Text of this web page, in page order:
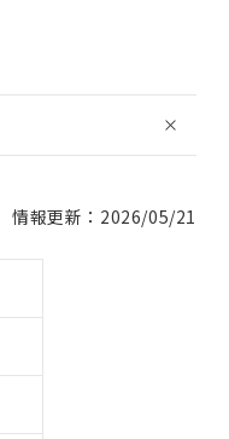
情報更新：2026/05/21